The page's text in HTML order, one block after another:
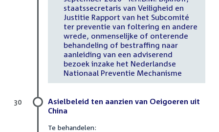
staatssecretaris van Veiligheid en
Justitie Rapport van het Subcomité
ter preventie van foltering en andere
wrede, onmenselijke of onterende
behandeling of bestraffing naar
aanleiding van een adviserend
bezoek inzake het Nederlandse
Nationaal Preventie Mechanisme
Asielbeleid ten aanzien van Oeigoeren uit
China
Te behandelen:
30